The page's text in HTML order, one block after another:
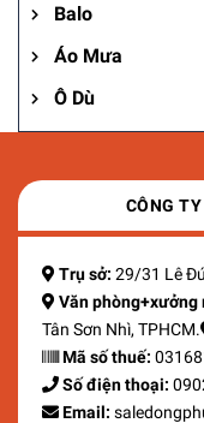
Balo
Áo Mưa
Ô Dù
CÔNG
Trụ sở: 29/31 Lê
Văn phòng+xưởng
Tân Sơn Nhì, TPHCM.
Mã số thuế:
Số điện thoại:
Email: